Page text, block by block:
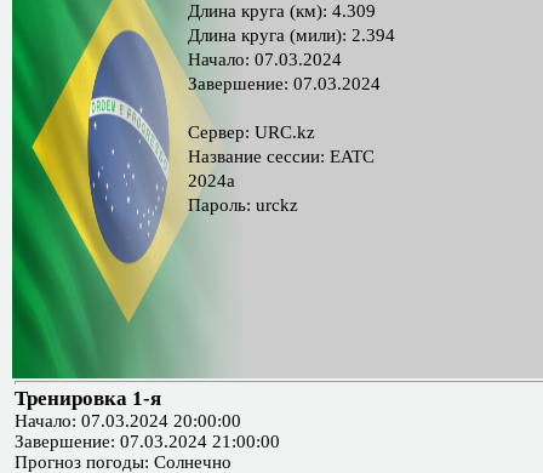
Длина круга (км): 4.309
Длина круга (мили): 2.394
Начало: 07.03.2024
Завершение: 07.03.2024
Сервер: URC.kz
Название сессии: EATC
2024a
Пароль: urckz
Тренировка 1-я
Начало: 07.03.2024 20:00:00
Завершение: 07.03.2024 21:00:00
Прогноз погоды: Солнечно